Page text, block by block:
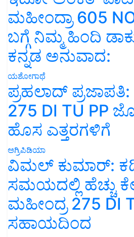
ಮಹೀಂದ್ರಾ 605
ಬಗ್ಗೆ ನಿಮ್ಮ ಹಿಂದಿ
ಕನ್ನಡ ಅನುವಾದ:
ಯಶೋಗಾಥೆ
ಪ್ರಹಲಾದ್
275 DI TU PP
ಹೊಸ ಎತ್ತರಗಳಿಗೆ
ಅಗ್ರಿಪಿಡಿಯಾ
ವಿಮಲ್ ಕುಮಾರ್:
ಸಮಯದಲ್ಲಿ ಹೆಚ್ಚು
ಮಹೀಂದ್ರ 275 DI
ಸಹಾಯದಿಂದ